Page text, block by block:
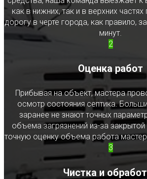
как в нижних, так и в верхних
дорогу в черте города, как правило,
минут.
2
Оценка работ
Прибывая на объект, мастера
осмотр состояния септика.
заранее не знают точных
объема загрязнений из-за
точную оценку объема работа
3
Чистка и